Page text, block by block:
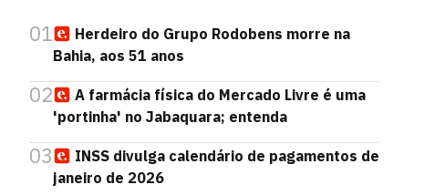
01
Herdeiro do Grupo Rodobens morre na
Bahia, aos 51 anos
02
A farmácia física do Mercado Livre é uma
'portinha' no Jabaquara; entenda
03
INSS divulga calendário de pagamentos de
janeiro de 2026